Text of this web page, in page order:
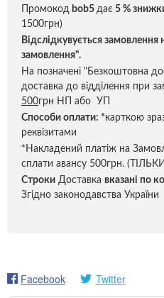
Промокод bob5 дає 5 %
1500грн)
Відслідкувується
замовлення".
На позначені "Безкоштовна
доставка до відділення при
500грн НП або УП
Способи оплати: *карткою
реквізитами
*Накладений платіж на
сплати авансу 500грн.
Строки Доставка вказані по
Згідно законодавства України
Facebook Twitter